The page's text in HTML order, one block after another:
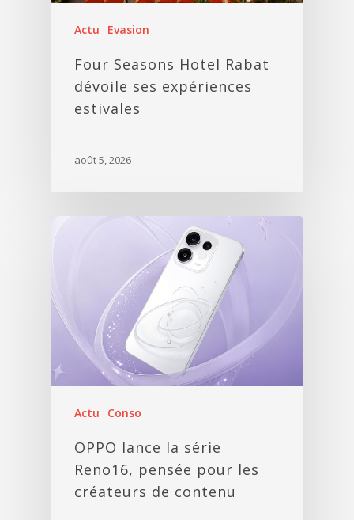
Actu Evasion
Four Seasons Hotel Rabat
dévoile ses expériences
estivales
août 5, 2026
Actu Conso
OPPO lance la série
Reno16, pensée pour les
créateurs de contenu